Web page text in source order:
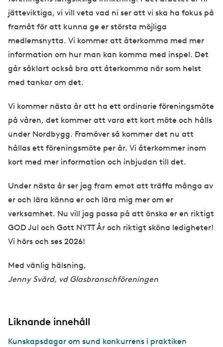
jätteviktiga, vi vill veta vad ni ser att vi ska ha fokus på
framåt för att kunna ge er största möjliga
medlemsnytta. Vi kommer att återkomma med mer
information om hur man kan komma med inspel. Det
går såklart också bra att återkomma när som helst
med tankar om det.
Vi kommer nästa år att ha ett ordinarie föreningsmöte
på våren, det kommer att vara ett kort möte och hålls
under Nordbygg. Framöver så kommer det nu att
hållas ett föreningsmöte per år. Vi återkommer inom
kort med mer information och inbjudan till det.
Under nästa år ser jag fram emot att träffa många av
er och lära känna er och lära mig mer om er
verksamhet. Nu vill jag passa på att önska er en riktigt
GOD Jul och Gott NYTT År och riktigt sköna ledigheter!
Vi hörs och ses 2026!
Med vänlig hälsning,
Jenny Svärd, vd Glasbranschföreningen
Liknande innehåll
Kunskapsdagar om sund konkurrens i praktiken